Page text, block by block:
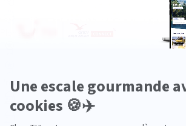
Premium